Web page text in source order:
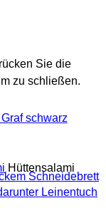
Sie die
zu schließen.
search
account
Hüttensalami